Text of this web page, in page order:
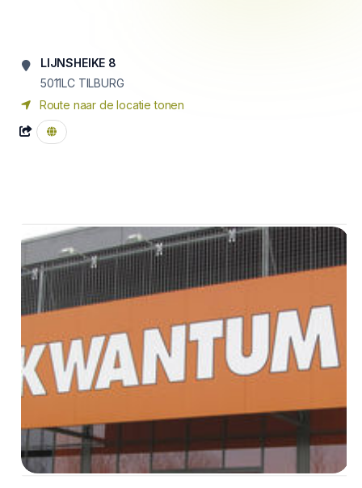
LIJNSHEIKE 8
5011LC TILBURG
Route naar de locatie tonen